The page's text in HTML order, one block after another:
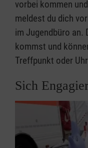
vorbei kommen
meldest du dich
im Jugendbüro an.
kommst und
Treffpunkt oder
Sich